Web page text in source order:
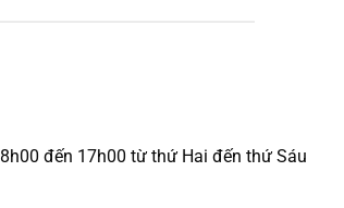
8h00 đến 17h00 từ thứ Hai đến thứ Sáu